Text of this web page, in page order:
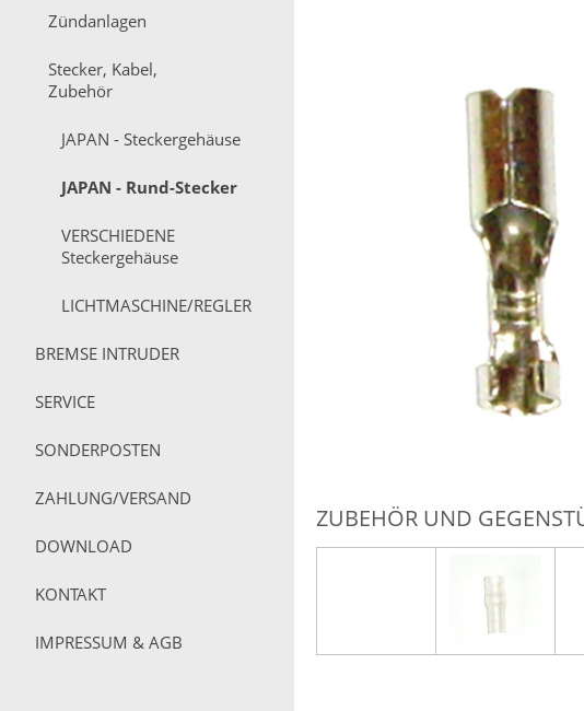
Zündanlagen
Stecker, Kabel,
Zubehör
JAPAN - Steckergehäuse
JAPAN - Rund-Stecker
VERSCHIEDENE
Steckergehäuse
LICHTMASCHINE/REGLER
BREMSE INTRUDER
SERVICE
SONDERPOSTEN
ZAHLUNG/VERSAND
DOWNLOAD
KONTAKT
IMPRESSUM & AGB
ZUBEHÖR UND